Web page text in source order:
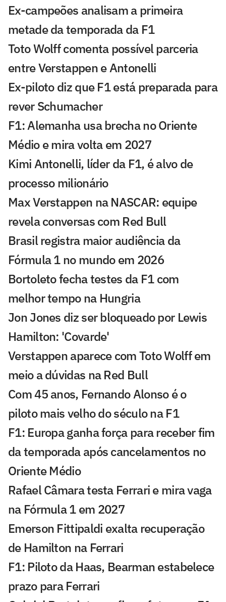
Ex-campeões analisam a primeira
metade da temporada da F1
Toto Wolff comenta possível parceria
entre Verstappen e Antonelli
Ex-piloto diz que F1 está preparada para
rever Schumacher
F1: Alemanha usa brecha no Oriente
Médio e mira volta em 2027
Kimi Antonelli, líder da F1, é alvo de
processo milionário
Max Verstappen na NASCAR: equipe
revela conversas com Red Bull
Brasil registra maior audiência da
Fórmula 1 no mundo em 2026
Bortoleto fecha testes da F1 com
melhor tempo na Hungria
Jon Jones diz ser bloqueado por Lewis
Hamilton: 'Covarde'
Verstappen aparece com Toto Wolff em
meio a dúvidas na Red Bull
Com 45 anos, Fernando Alonso é o
piloto mais velho do século na F1
F1: Europa ganha força para receber fim
da temporada após cancelamentos no
Oriente Médio
Rafael Câmara testa Ferrari e mira vaga
na Fórmula 1 em 2027
Emerson Fittipaldi exalta recuperação
de Hamilton na Ferrari
F1: Piloto da Haas, Bearman estabelece
prazo para Ferrari